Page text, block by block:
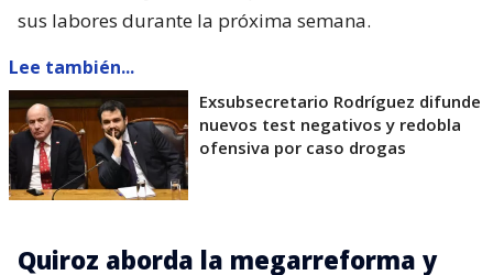
sus labores durante la próxima semana.
Lee también...
Exsubsecretario Rodríguez difunde
nuevos test negativos y redobla
ofensiva por caso drogas
Quiroz aborda la megarreforma y